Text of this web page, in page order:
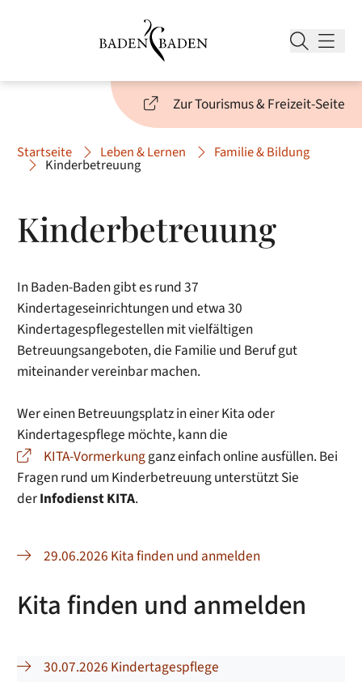
Zur Tourismus & Freizeit-Seite
Startseite Leben & Lernen Familie & Bildung
Kinderbetreuung
Kinderbetreuung
In Baden-Baden gibt es rund 37
Kindertageseinrichtungen und etwa 30
Kindertagespflegestellen mit vielfältigen
Betreuungsangeboten, die Familie und Beruf gut
miteinander vereinbar machen.
Wer einen Betreuungsplatz in einer Kita oder
Kindertagespflege möchte, kann die
KITA-Vormerkungganz einfach online ausfüllen. Bei
Fragen rund um Kinderbetreuung unterstützt Sie
derInfodienst KITA.
29.06.2026 Kita finden und anmelden
Kita finden und anmelden
30.07.2026 Kindertagespflege